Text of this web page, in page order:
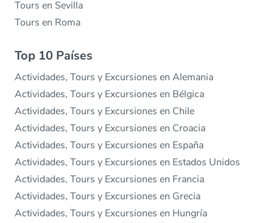
Tours en Sevilla
Tours en Roma
Top 10 Países
Actividades, Tours y Excursiones en Alemania
Actividades, Tours y Excursiones en Bélgica
Actividades, Tours y Excursiones en Chile
Actividades, Tours y Excursiones en Croacia
Actividades, Tours y Excursiones en España
Actividades, Tours y Excursiones en Estados Unidos
Actividades, Tours y Excursiones en Francia
Actividades, Tours y Excursiones en Grecia
Actividades, Tours y Excursiones en Hungría